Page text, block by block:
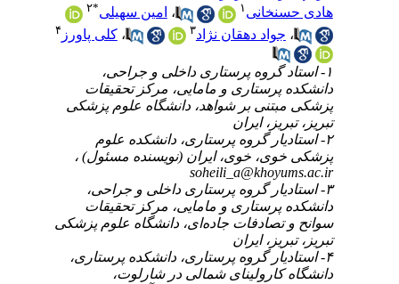
هادی حسنخانی ،امین سهیلی ۲
،جواد دهقان نژاد ۳ ،کلی پاورز ۴
۱- استاد گروه پرستاری داخلی و جراحی،
دانشکده پرستاری و مامایی، مرکز تحقیقات
پزشکی مبتنی بر شواهد، دانشگاه علوم پزشکی
تبریز، تبریز، ایران
۲- استادیار گروه پرستاری، دانشکده علوم
پزشکی خوی، خوی، ایران (نویسنده مسئول) ،
soheili_a@khoyums.ac.ir
۳- استادیار گروه پرستاری داخلی و جراحی،
دانشکده پرستاری و مامایی، مرکز تحقیقات
سوانح و تصادفات جاده‌ای، دانشگاه علوم پزشکی
تبریز، تبریز، ایران
۴- استادیار گروه پرستاری، دانشکده پرستاری،
دانشگاه کارولینای شمالی در شارلوت،